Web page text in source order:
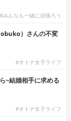
#みんなも一緒に頑張ろう
）さんの不変
#オトナ女子ライフ
~結婚相手に求める
#オトナ女子ライフ